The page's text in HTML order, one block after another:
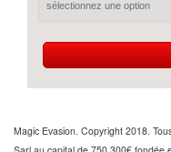
Magic Evasion. Copyright 2018.